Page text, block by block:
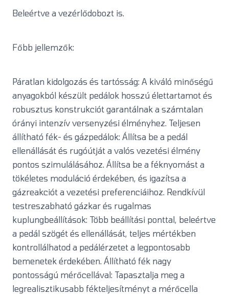
Beleértve a vezérlődobozt is.
Főbb jellemzők:
Páratlan kidolgozás és tartósság: A kiváló minőségű
anyagokból készült pedálok hosszú élettartamot és
robusztus konstrukciót garantálnak a számtalan
órányi intenzív versenyzési élményhez. Teljesen
állítható fék- és gázpedálok: Állítsa be a pedál
ellenállását és rugóútját a valós vezetési élmény
pontos szimulálásához. Állítsa be a féknyomást a
tökéletes moduláció érdekében, és igazítsa a
gázreakciót a vezetési preferenciáihoz. Rendkívül
testreszabható gázkar és rugalmas
kuplungbeállítások: Több beállítási ponttal, beleértve
a pedál szögét és ellenállását, teljes mértékben
kontrollálhatod a pedálérzetet a legpontosabb
bemenetek érdekében. Állítható fék nagy
pontosságú mérőcellával: Tapasztalja meg a
legrealisztikusabb fékteljesítményt a mérőcella